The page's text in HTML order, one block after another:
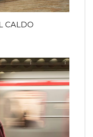
CALDO